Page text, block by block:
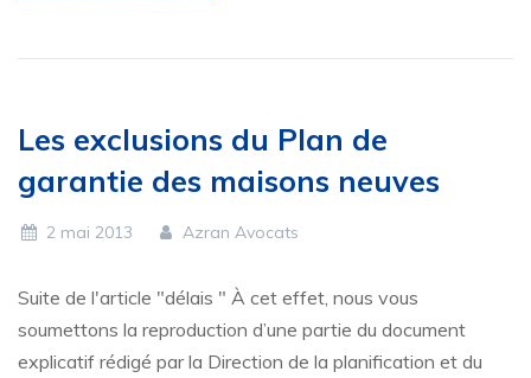
Les exclusions du Plan de
garantie des maisons neuves
2 mai 2013 Azran Avocats
Suite de l'article "délais " À cet effet, nous vous
soumettons la reproduction d’une partie du document
explicatif rédigé par la Direction de la planification et du